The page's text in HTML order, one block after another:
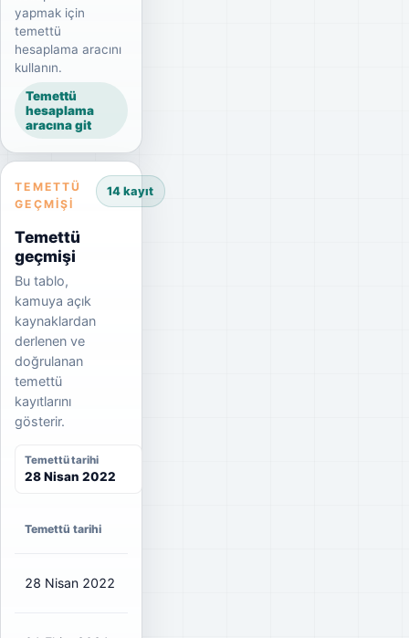
yapmak için
temettü
hesaplama aracını
kullanın.
Temettü
hesaplama
aracına git
TEMETTÜ
GEÇMIŞI
Temettü
geçmişi
Bu tablo,
kamuya açık
kaynaklardan
derlenen ve
doğrulanan
temettü
kayıtlarını
gösterir.
14 kayıt
Temettü tarihi
28 Nisan 2022
Temettü tarihi
28 Nisan 2022